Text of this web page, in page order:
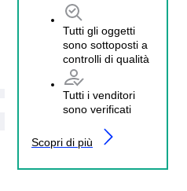
Tutti gli oggetti
sono sottoposti a
controlli di qualità
Tutti i venditori
sono verificati
Scopri di più